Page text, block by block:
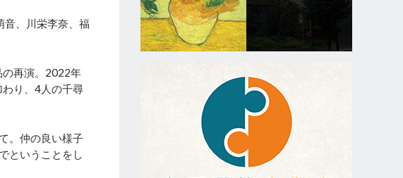
、川栄李奈、福
の再演。2022年
り、4人の千尋
。仲の良い様子
ということをし